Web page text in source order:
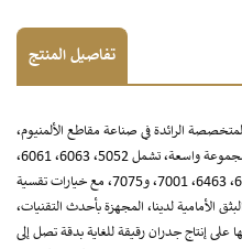
تفاصيل المنتج
الرائدة في صناعة مقاطع الألمنيوم،
تتميز بتصنيع سبائك ألمنيوم عالية الجودة عبر مجموعة واسعة، تشمل 5052، 6063، 6061،
6060، 6082، 6005، 6201، 6463، 7001، و7075، مع خيارات تقسية T4، T5، وT6
الأمامية لدينا، المجهزة بأحدث التقنيات،
تبلغ 700 مم، وقدرتها على إنتاج جدران رقيقة للغاية بدقة تصل إلى